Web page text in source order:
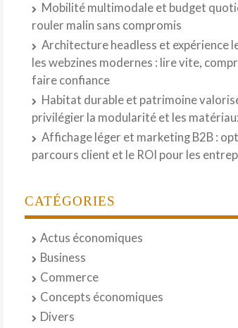
Mobilité multimodale et budget
rouler malin sans compromis
Architecture headless et expérience
les webzines modernes : lire vite,
faire confiance
Habitat durable et patrimoine
privilégier la modularité et les
Affichage léger et marketing B2B :
parcours client et le ROI pour les
CATÉGORIES
Actus économiques
Business
Commerce
Concepts économiques
Divers